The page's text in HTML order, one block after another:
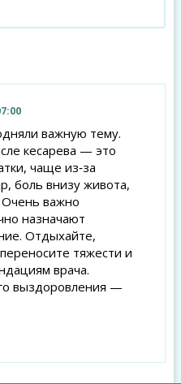
важную тему.
кесарева — это
чаще из‑за
боль внизу живота,
важно
назначают
Отдыхайте,
тяжести и
врача.
выздоровления —